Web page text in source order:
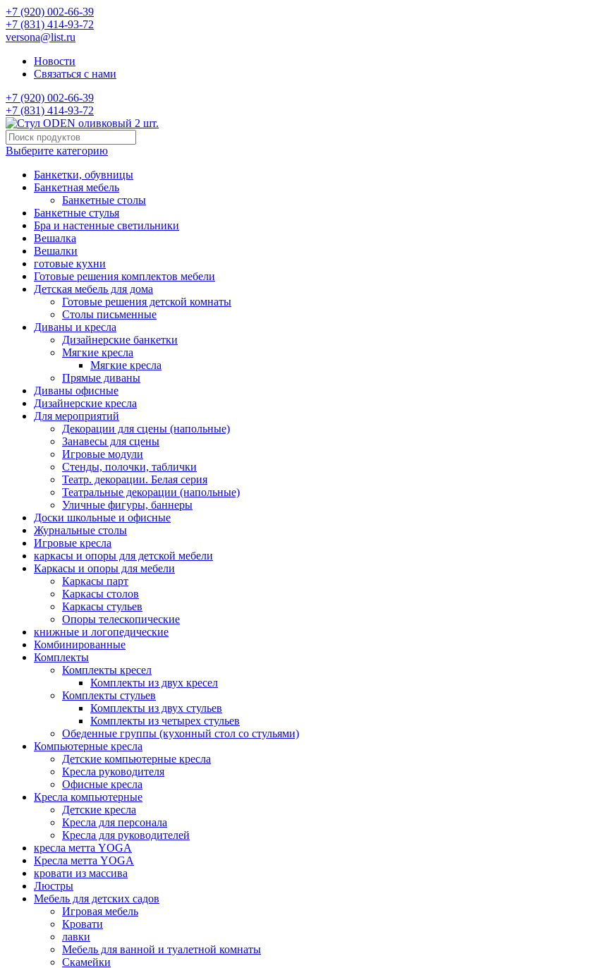
+7 (920) 002-66-39
+7 (831) 414-93-72
versona@list.ru
Новости
Связаться с нами
+7 (920) 002-66-39
+7 (831) 414-93-72
Выберите категорию
Банкетки, обувницы
Банкетная мебель
Банкетные столы
Банкетные стулья
Бра и настенные светильники
Вешалка
Вешалки
готовые кухни
Готовые решения комплектов мебели
Детская мебель для дома
Готовые решения детской комнаты
Столы письменные
Диваны и кресла
Дизайнерские банкетки
Мягкие кресла
Мягкие кресла
Прямые диваны
Диваны офисные
Дизайнерские кресла
Для мероприятий
Декорации для сцены (напольные)
Занавесы для сцены
Игровые модули
Стенды, полочки, таблички
Театр. декорации. Белая серия
Театральные декорации (напольные)
Уличные фигуры, баннеры
Доски школьные и офисные
Журнальные столы
Игровые кресла
каркасы и опоры для детской мебели
Каркасы и опоры для мебели
Каркасы парт
Каркасы столов
Каркасы стульев
Опоры телескопические
книжные и логопедические
Комбинированные
Комплекты
Комплекты кресел
Комплекты из двух кресел
Комплекты стульев
Комплекты из двух стульев
Комплекты из четырех стульев
Обеденные группы (кухонный стол со стульями)
Компьютерные кресла
Детские компьютерные кресла
Кресла руководителя
Офисные кресла
Кресла компьютерные
Детские кресла
Кресла для персонала
Кресла для руководителей
кресла метта YOGA
Кресла метта YOGA
кровати из массива
Люстры
Мебель для детских садов
Игровая мебель
Кровати
лавки
Мебель для ванной и туалетной комнаты
Скамейки